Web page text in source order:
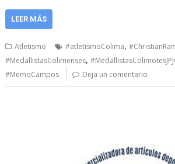
LEER MÁS
Atletismo #atletismoColima,
#MedallistasColimenses,
#MemoCampos Deja un comentario